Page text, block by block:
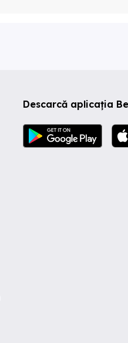
Descarcă aplicația